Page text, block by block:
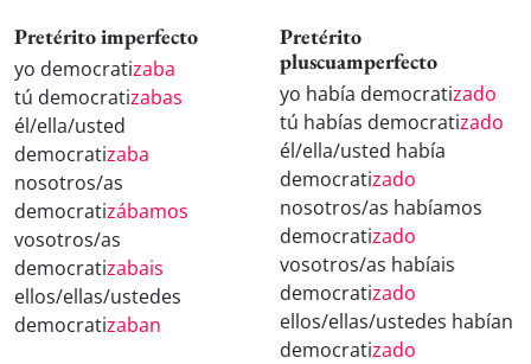
Pretérito imperfecto
yo democratizaba
tú democratizabas
él/ella/usted
democratizaba
nosotros/as
democratizábamos
vosotros/as
democratizabais
ellos/ellas/ustedes
democratizaban
Pretérito
pluscuamperfecto
yo había democratizado
tú habías democratizado
él/ella/usted había
democratizado
nosotros/as habíamos
democratizado
vosotros/as habíais
democratizado
ellos/ellas/ustedes habían
democratizado